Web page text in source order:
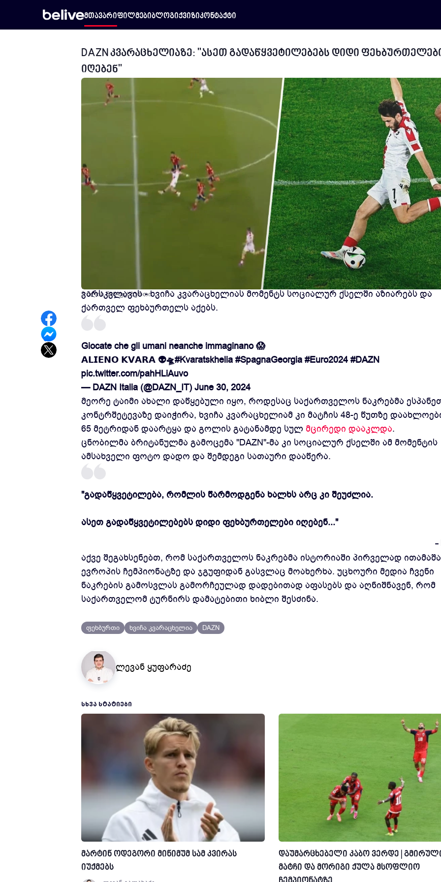
მთავარიფილმებიბლოგიქვიზიკონტაქტი
DAZN კვარაცხელიაზე: "ასეთ გადაწყვეტილებებს დიდი
იღებენ"
2 წლის წინ ფეხბურთი
ცნობილი ბრიტანული სპორტული გამოცემა "DAZN", საქართველოს ნაკრების
ვარსკვლავის - ხვიჩა კვარაცხელიას მომენტს სოციალურ ქსელში აზიარებს და
ქართველ ფეხბურთელს აქებს.
Giocate che gli umani neanche immaginano 😱
𝗔𝗟𝗜𝗘𝗡𝗢 𝗞𝗩𝗔𝗥𝗔 👽🛸#Kvaratskhelia #SpagnaGeorgia #Euro2024 #DAZN
pic.twitter.com/pahHLiAuvo
— DAZN Italia (@DAZN_IT) June 30, 2024
მეორე ტაიმი ახალი დაწყებული იყო, როდესაც საქართველოს ნაკრებმა
კონტრშეტევაზე დაიჭირა, ხვიჩა კვარაცხელიამ კი მატჩის 48-ე წუთზე
65 მეტრიდან დაარტყა და გოლის გატანამდე სულ მცირედი დააკლდა.
ცნობილმა ბრიტანულმა გამოცემა "DAZN"-მა კი სოციალურ ქსელში ამ მომენტის
ამსახველი ფოტო დადო და შემდეგი სათაური დააწერა.
"გადაწყვეტილება, რომლის წარმოდგენა ხალხს არც კი შეუძლია.
ასეთ გადაწყვეტილებებს დიდი ფეხბურთელები იღებენ..."
-
აქვე შეგახსენებთ, რომ საქართველოს ნაკრებმა ისტორიაში პირველად ითამაშა
ევროპის ჩემპიონატზე და ჯგუფიდან გასვლაც მოახერხა. უცხოური მედია ჩვენი
ნაკრების გამოსვლას გამორჩეულად დადებითად აფასებს და აღნიშნავენ, რომ
საქართველომ ტურნირს დამატებითი ხიბლი შესძინა.
ფეხბურთი ხვიჩა კვარაცხელია DAZN
ლევან ყუფარაძე
ᲡᲮᲕᲐ ᲡᲢᲐᲢᲘᲔᲑᲘ
მარტინ ოდეგორი მინიმუმ სამ კვირას
იუქმებს
დაუმარცხებელი კაბო ვერდე |
მატჩი და მორიგი ქულა მსოფლიო